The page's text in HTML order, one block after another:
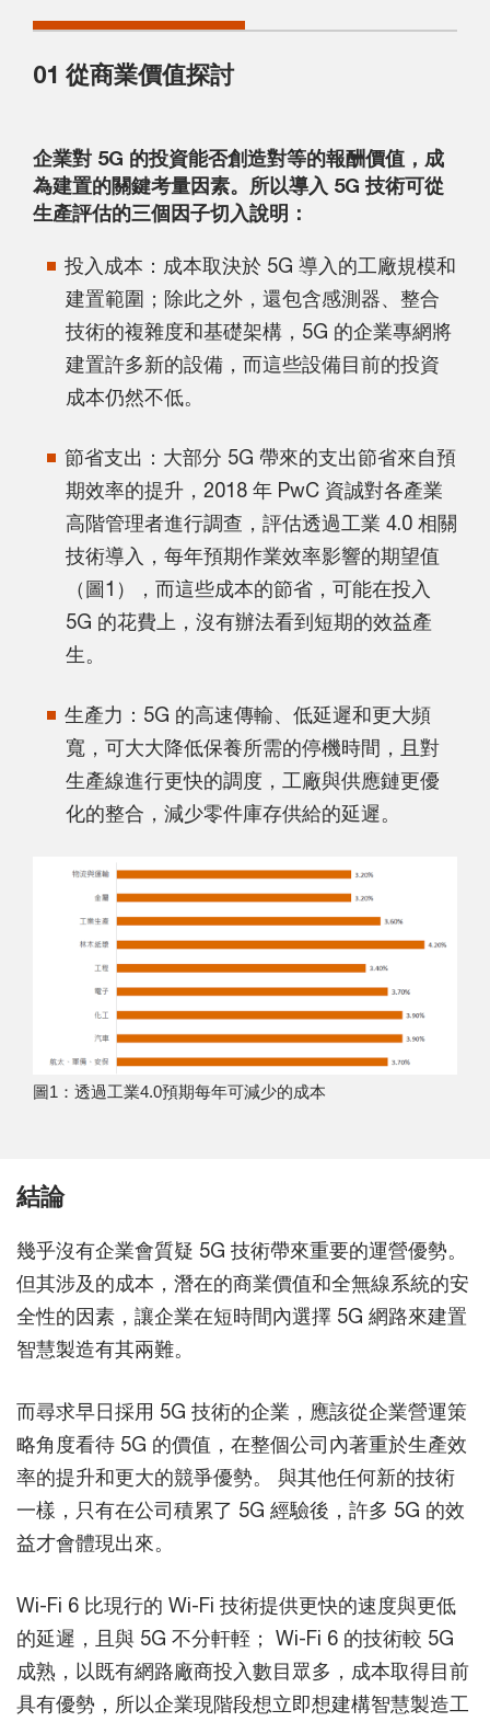
01 從商業價值探討
企業對 5G 的投資能否創造對等的報酬價值，成
為建置的關鍵考量因素。所以導入 5G 技術可從
生產評估的三個因子切入說明：
投入成本：成本取決於 5G 導入的工廠規模和
建置範圍；除此之外，還包含感測器、整合
技術的複雜度和基礎架構，5G 的企業專網將
建置許多新的設備，而這些設備目前的投資
成本仍然不低。
節省支出：大部分 5G 帶來的支出節省來自預
期效率的提升，2018 年 PwC 資誠對各產業
高階管理者進行調查，評估透過工業 4.0 相關
技術導入，每年預期作業效率影響的期望值
（圖1），而這些成本的節省，可能在投入
5G 的花費上，沒有辦法看到短期的效益產
生。
生產力：5G 的高速傳輸、低延遲和更大頻
寬，可大大降低保養所需的停機時間，且對
生產線進行更快的調度，工廠與供應鏈更優
化的整合，減少零件庫存供給的延遲。
圖1：透過工業4.0預期每年可減少的成本
結論
幾乎沒有企業會質疑 5G 技術帶來重要的運營優勢。
但其涉及的成本，潛在的商業價值和全無線系統的安
全性的因素，讓企業在短時間內選擇 5G 網路來建置
智慧製造有其兩難。
而尋求早日採用 5G 技術的企業，應該從企業營運策
略角度看待 5G 的價值，在整個公司內著重於生產效
率的提升和更大的競爭優勢。 與其他任何新的技術
一樣，只有在公司積累了 5G 經驗後，許多 5G 的效
益才會體現出來。
Wi-Fi 6 比現行的 Wi-Fi 技術提供更快的速度與更低
的延遲，且與 5G 不分軒輊； Wi-Fi 6 的技術較 5G
成熟，以既有網路廠商投入數目眾多，成本取得目前
具有優勢，所以企業現階段想立即想建構智慧製造工